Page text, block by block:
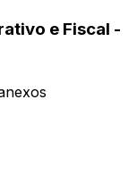
e Fiscal -